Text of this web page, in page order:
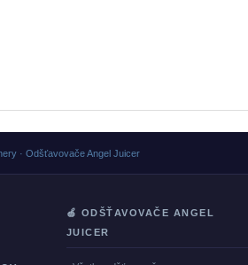
· Odšťavovače Angel Juicer
🍏 ODŠŤAVOVAČE ANGEL
JUICER